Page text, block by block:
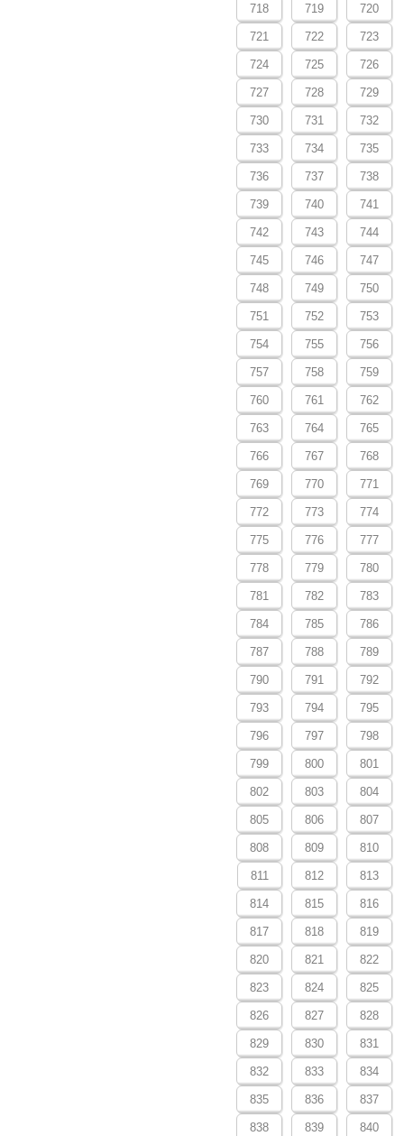
718 719 720
721 722 723
724 725 726
727 728 729
730 731 732
733 734 735
736 737 738
739 740 741
742 743 744
745 746 747
748 749 750
751 752 753
754 755 756
757 758 759
760 761 762
763 764 765
766 767 768
769 770 771
772 773 774
775 776 777
778 779 780
781 782 783
784 785 786
787 788 789
790 791 792
793 794 795
796 797 798
799 800 801
802 803 804
805 806 807
808 809 810
811 812 813
814 815 816
817 818 819
820 821 822
823 824 825
826 827 828
829 830 831
832 833 834
835 836 837
838 839 840